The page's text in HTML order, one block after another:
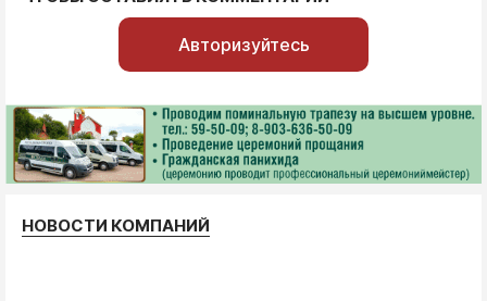
Авторизуйтесь
НОВОСТИ КОМПАНИЙ